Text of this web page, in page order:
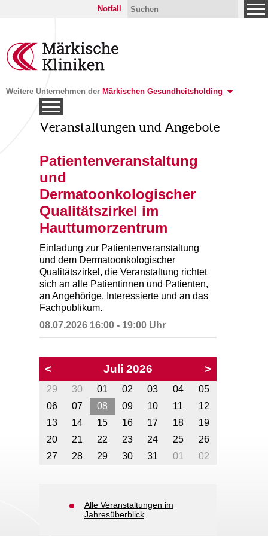
Notfall
Weitere Unternehmen der Märkischen Gesundheitsholding
Veranstaltungen und Angebote
Patientenveranstaltung
und
Dermatoonkologischer
Qualitätszirkel im
Hauttumorzentrum
Einladung zur Patientenveranstaltung
und dem Dermatoonkologischer
Qualitätszirkel, die Veranstaltung richtet
sich an alle Patientinnen und Patienten,
an Angehörige, Interessierte und an das
Fachpublikum.
08.07.2026 16:00 - 19:00 Uhr
< Juli 2026 >
29 30 01 02 03 04
05
06
07 08 09 10 11
12
13
14 15 16 17 18
19
20
21 22 23 24 25
26
27
28 29 30 31 01 02
Alle Veranstaltungen im
Jahresüberblick